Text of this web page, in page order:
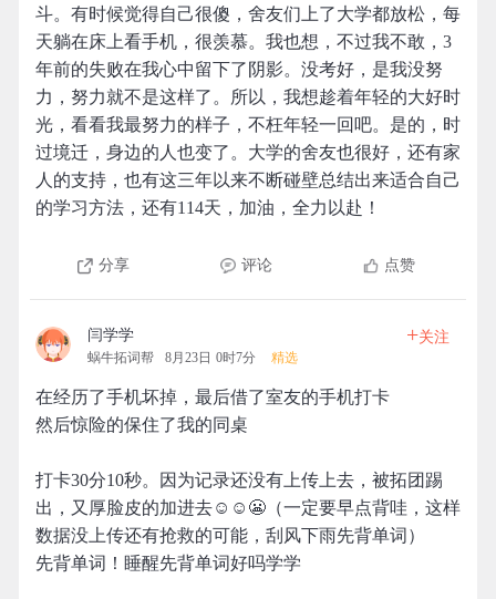
斗。有时候觉得自己很傻，舍友们上了大学都放松，每
天躺在床上看手机，很羡慕。我也想，不过我不敢，3
年前的失败在我心中留下了阴影。没考好，是我没努
力，努力就不是这样了。所以，我想趁着年轻的大好时
光，看看我最努力的样子，不枉年轻一回吧。是的，时
过境迁，身边的人也变了。大学的舍友也很好，还有家
人的支持，也有这三年以来不断碰壁总结出来适合自己
的学习方法，还有114天，加油，全力以赴！
分享 评论 点赞
闫学学
蜗牛拓词帮 8月23日 0时7分 精选
+关注
在经历了手机坏掉，最后借了室友的手机打卡
然后惊险的保住了我的同桌
打卡30分10秒。因为记录还没有上传上去，被拓团踢
出，又厚脸皮的加进去☺️☺️😬（一定要早点背哇，这样
数据没上传还有抢救的可能，刮风下雨先背单词）
先背单词！睡醒先背单词好吗学学